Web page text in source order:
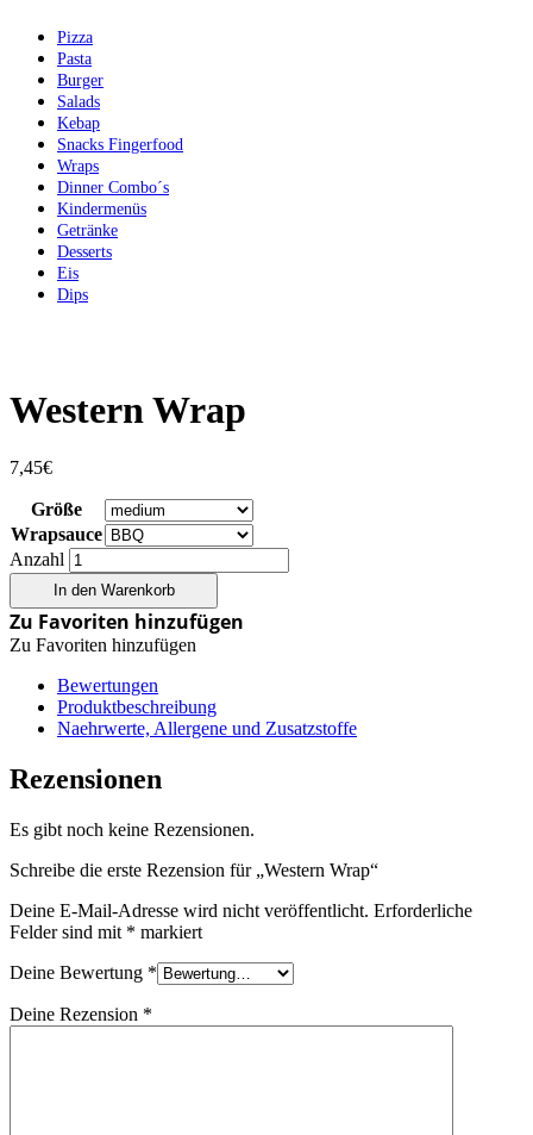
Pizza
Pasta
Burger
Salads
Kebap
Snacks Fingerfood
Wraps
Dinner Combo´s
Kindermenüs
Getränke
Desserts
Eis
Dips
Western Wrap
7,45€
Größe
Wrapsauce
Anzahl
In den Warenkorb
Zu Favoriten hinzufügen
Zu Favoriten hinzufügen
Bewertungen
Produktbeschreibung
Naehrwerte, Allergene und Zusatzstoffe
Rezensionen
Es gibt noch keine Rezensionen.
Schreibe die erste Rezension für „Western Wrap“
Deine E-Mail-Adresse wird nicht veröffentlicht. Erforderliche
Felder sind mit * markiert
Deine Bewertung *
Deine Rezension *